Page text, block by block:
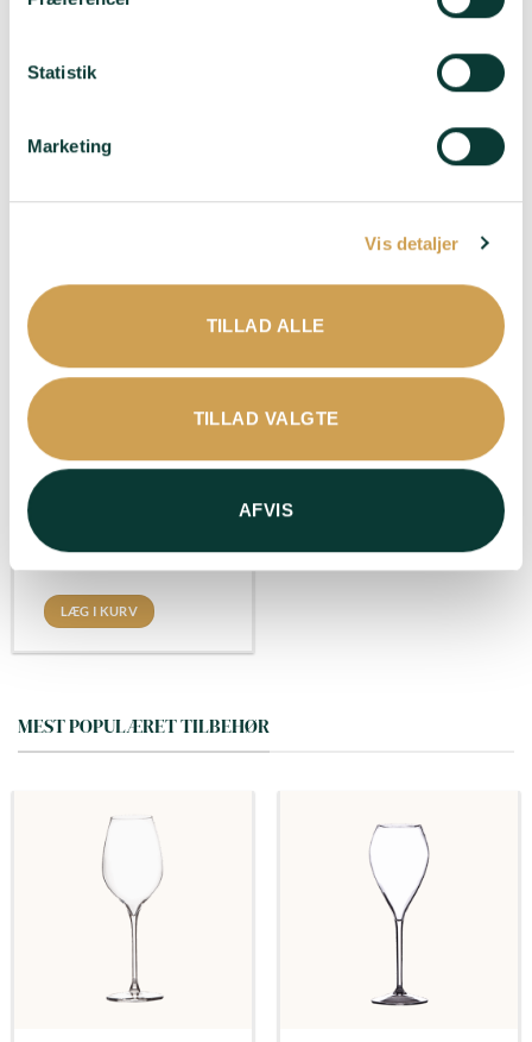
Statistik
Marketing
Vis detaljer
TILLAD ALLE
TILLAD VALGTE
AFVIS
395,00
Chardonnay
Smag: Mild – Elegant –
Duft: Hvid frugt –
Frugtig – Aromatisk –
LÆG I KURV
MEST POPULÆRET TILBEHØR